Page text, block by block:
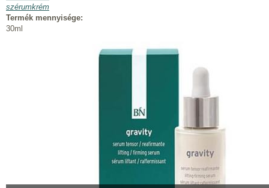
szérumkrém
Termék mennyisége:
30ml